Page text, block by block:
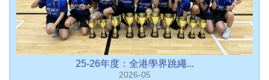
25-26年度：全港學界跳繩...
2026-05